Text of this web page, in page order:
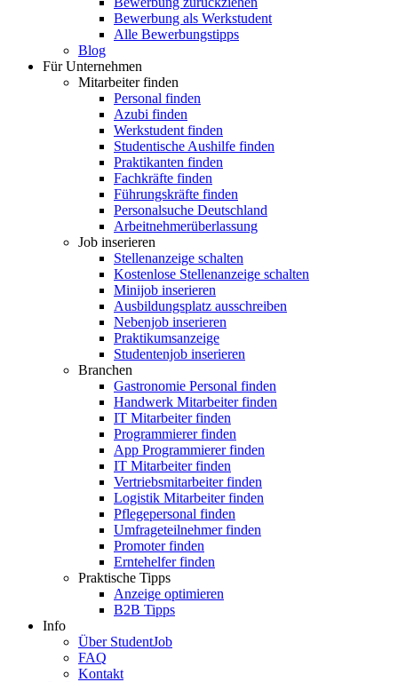
Bewerbung als Werkstudent
Alle Bewerbungstipps
Blog
Für Unternehmen
Mitarbeiter finden
Personal finden
Azubi finden
Werkstudent finden
Studentische Aushilfe finden
Praktikanten finden
Fachkräfte finden
Führungskräfte finden
Personalsuche Deutschland
Arbeitnehmerüberlassung
Job inserieren
Stellenanzeige schalten
Kostenlose Stellenanzeige schalten
Minijob inserieren
Ausbildungsplatz ausschreiben
Nebenjob inserieren
Praktikumsanzeige
Studentenjob inserieren
Branchen
Gastronomie Personal finden
Handwerk Mitarbeiter finden
IT Mitarbeiter finden
Programmierer finden
App Programmierer finden
IT Mitarbeiter finden
Vertriebsmitarbeiter finden
Logistik Mitarbeiter finden
Pflegepersonal finden
Umfrageteilnehmer finden
Promoter finden
Erntehelfer finden
Praktische Tipps
Anzeige optimieren
B2B Tipps
Info
Über StudentJob
FAQ
Kontakt